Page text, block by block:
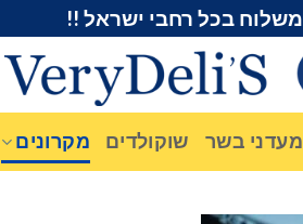
משלוח בכל רחבי ישראל !!
מעדני בשר שוקולדים מקרונים